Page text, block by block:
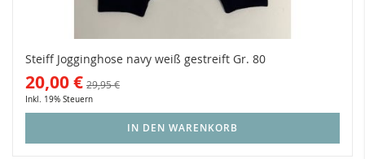
Steiff Jogginghose navy weiß gestreift Gr. 80
20,00 € 29,95 €
Inkl. 19% Steuern
IN DEN WARENKORB